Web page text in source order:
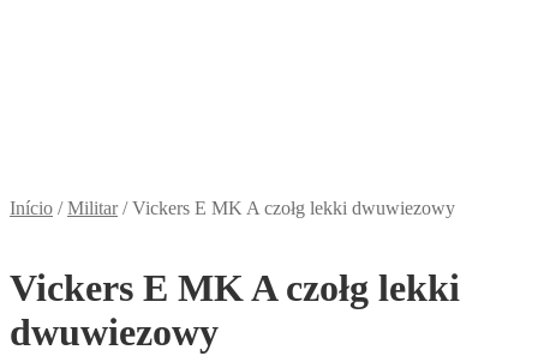
Início /Militar/Vickers E MK A czołg lekki dwuwiezowy
Vickers E MK A czołg lekki
dwuwiezowy